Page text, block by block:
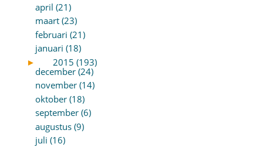
april (21)
maart (23)
februari (21)
januari (18)
►
2015 (193)
december (24)
november (14)
oktober (18)
september (6)
augustus (9)
juli (16)